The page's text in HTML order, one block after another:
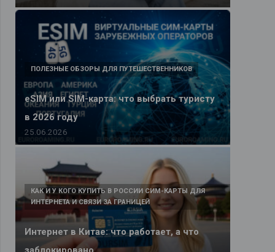
eSIM или SIM-карта: что выбрать туристу
в 2026 году
ПОЛЕЗНЫЕ ОБЗОРЫ ДЛЯ ПУТЕШЕСТВЕННИКОВ
25.06.2026
Интернет в Китае: что работает, а что
КАК И У КОГО КУПИТЬ В РОССИИ СИМ-КАРТЫ ДЛЯ
ИНТЕРНЕТА И СВЯЗИ ЗА ГРАНИЦЕЙ